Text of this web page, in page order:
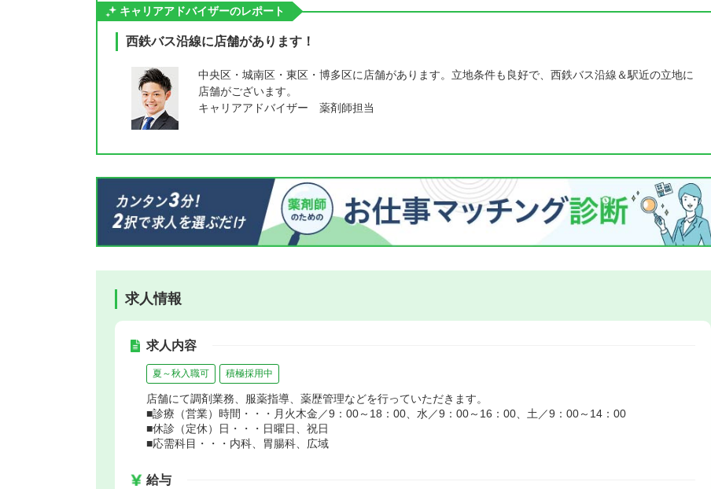
キャリアアドバイザーのレポート
西鉄バス沿線に店舗があります！
中央区・城南区・東区・博多区に店舗があります。立地条件も良好で、西鉄バス沿線＆駅近の立地に
店舗がございます。
キャリアアドバイザー 薬剤師担当
求人情報
求人内容
夏～秋入職可 積極採用中
店舗にて調剤業務、服薬指導、薬歴管理などを行っていただきます。
■診療（営業）時間・・・月火木金／9：00～18：00、水／9：00～16：00、土／9：00～14：00
■休診（定休）日・・・日曜日、祝日
■応需科目・・・内科、胃腸科、広域
給与